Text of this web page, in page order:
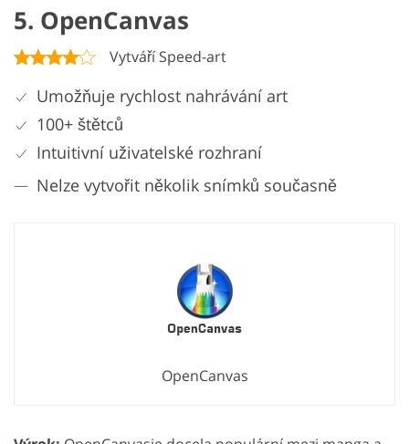
5. OpenCanvas
Vytváří Speed-art
Umožňuje rychlost nahrávání art
100+ štětců
Intuitivní uživatelské rozhraní
Nelze vytvořit několik snímků současně
OpenCanvas